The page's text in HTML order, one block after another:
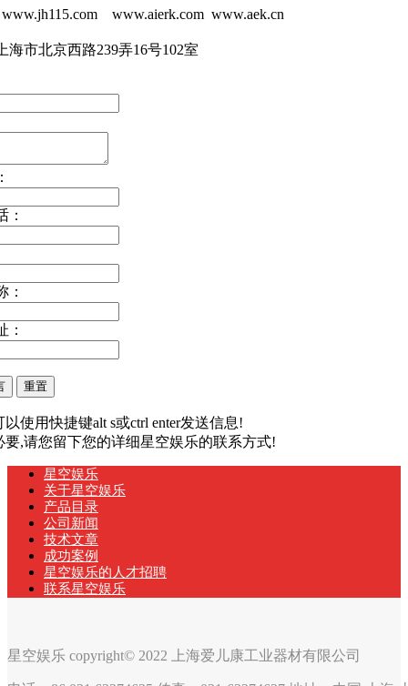
www.aierk.com www.aek.cn
海市北京西路239弄16号102室
：
：
：
以使用快捷键alt s或ctrl enter发送信息!
要,请您留下您的详细星空娱乐的联系方式!
星空娱乐
关于星空娱乐
产品目录
公司新闻
技术文章
成功案例
星空娱乐的人才招聘
联系星空娱乐
星空娱乐 copyright© 2022 上海爱儿康工业器材有限公司